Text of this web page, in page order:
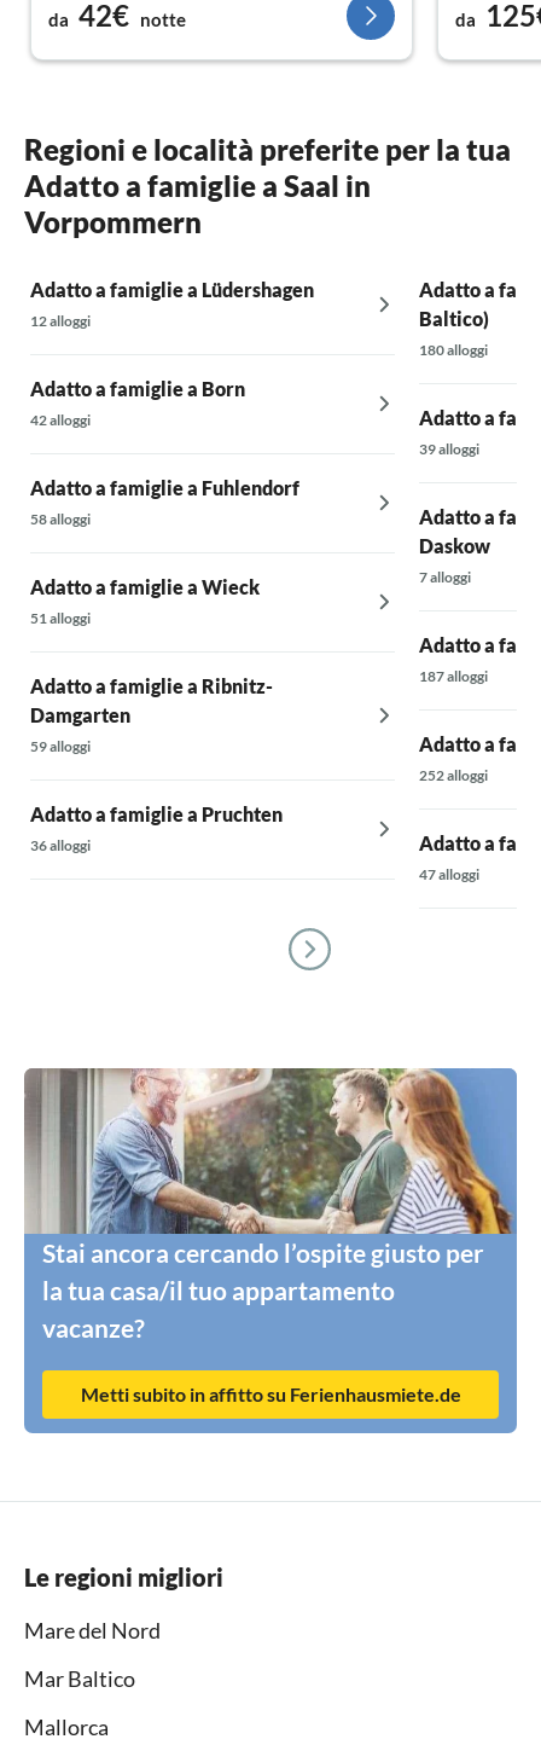
da 42€ notte
lunghe
da
Regioni e località preferite per la tua
Adatto a famiglie a Saal in
Vorpommern
Adatto a famiglie a Lüdershagen
12 alloggi
Adatto a famiglie a Born
42 alloggi
Adatto a famiglie a Fuhlendorf
58 alloggi
Adatto a famiglie a Wieck
51 alloggi
Adatto a famiglie a Ribnitz-
Damgarten
59 alloggi
Adatto a famiglie a Pruchten
36 alloggi
Adatto a
Baltico)
180 alloggi
Adatto a
39 alloggi
Adatto a
Daskow
7 alloggi
Adatto a
187 alloggi
Adatto a
252 alloggi
Adatto a
47 alloggi
Stai ancora cercando l’ospite giusto per
la tua casa/il tuo appartamento
vacanze?
Metti subito in affitto su Ferienhausmiete.de
Le regioni migliori
Mare del Nord
Mar Baltico
Mallorca